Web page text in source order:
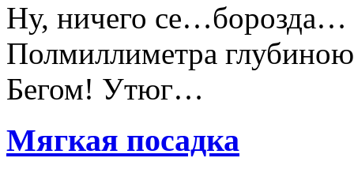
Ну, ничего се…борозда…
Полмиллиметра
Бегом! Утюг…
Мягкая посадка